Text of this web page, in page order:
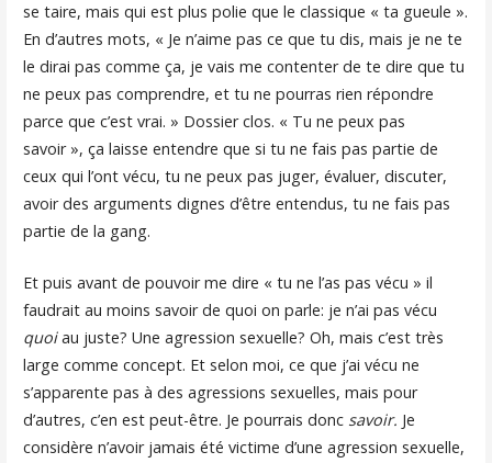
se taire, mais qui est plus polie que le classique « ta gueule ».
En d’autres mots, « Je n’aime pas ce que tu dis, mais je ne te
le dirai pas comme ça, je vais me contenter de te dire que tu
ne peux pas comprendre, et tu ne pourras rien répondre
parce que c’est vrai. » Dossier clos. « Tu ne peux pas
savoir », ça laisse entendre que si tu ne fais pas partie de
ceux qui l’ont vécu, tu ne peux pas juger, évaluer, discuter,
avoir des arguments dignes d’être entendus, tu ne fais pas
partie de la gang.
Et puis avant de pouvoir me dire « tu ne l’as pas vécu » il
faudrait au moins savoir de quoi on parle: je n’ai pas vécu
quoiau juste? Une agression sexuelle? Oh, mais c’est très
large comme concept. Et selon moi, ce que j’ai vécu ne
s’apparente pas à des agressions sexuelles, mais pour
d’autres, c’en est peut-être. Je pourrais donc savoir. Je
considère n’avoir jamais été victime d’une agression sexuelle,